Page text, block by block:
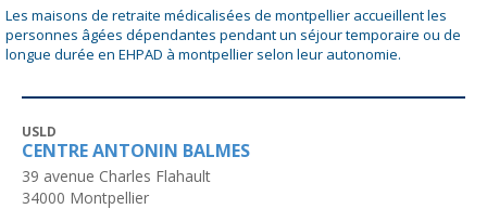
Les maisons de retraite médicalisées de montpellier accueillent les
personnes âgées dépendantes pendant un séjour temporaire ou de
longue durée en EHPAD à montpellier selon leur autonomie.
USLD
CENTRE ANTONIN BALMES
39 avenue Charles Flahault
34000 Montpellier